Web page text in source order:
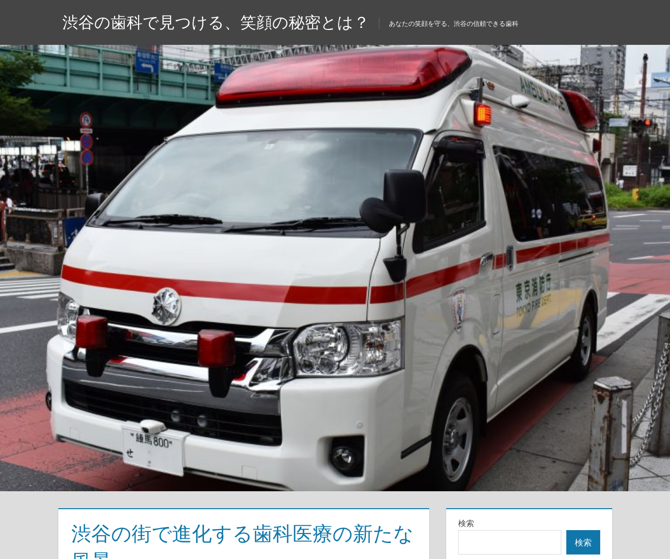
ン
ツ
ス
プ
渋谷の歯科で見つける、笑顔の秘密とは？ あなたの笑顔を守る、渋谷の信頼できる歯科
渋谷の街で進化する歯科医療の新たな
検索
検索